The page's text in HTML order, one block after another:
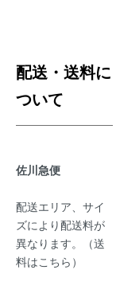
配送・送料に
ついて
佐川急便
配送エリア、サイ
ズにより配送料が
異なります。（送
料はこちら ）